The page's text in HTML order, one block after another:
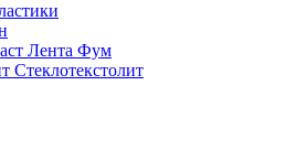
Лента Фум
Стеклотекстолит